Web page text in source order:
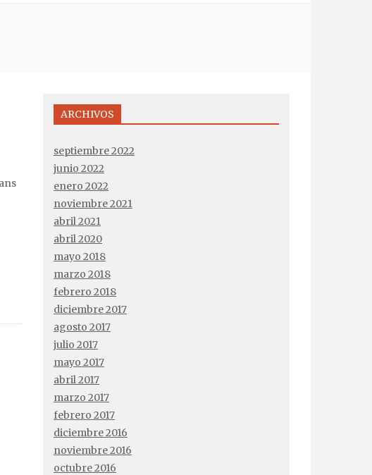
ARCHIVOS
septiembre 2022
junio 2022
enero 2022
noviembre 2021
abril 2021
abril 2020
mayo 2018
marzo 2018
febrero 2018
diciembre 2017
agosto 2017
julio 2017
mayo 2017
abril 2017
marzo 2017
febrero 2017
diciembre 2016
noviembre 2016
octubre 2016